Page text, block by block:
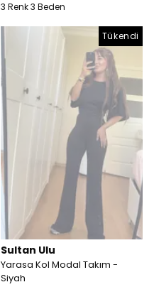
3 Renk 3 Beden
Tükendi
Sultan Ulu
Yarasa Kol Modal Takım -
Siyah